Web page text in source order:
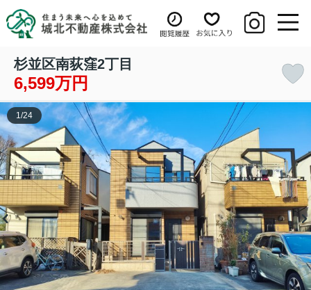
杉並区南荻窪2丁目
6,599万円
1/24